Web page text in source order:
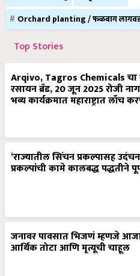
Orchard planting / फळबाग
Top Stories
रसायन ब्रँड, 20 जून 2025 रोजी
भव्य कार्यक्रमात महाराष्ट्रात लाँच
प्रकल्पांची कामे कालबद्ध पद्धतीने
जनावर पावसात भिजणं म्हणजे
आर्थिक तोटा आणि मृत्यूची चाहूल